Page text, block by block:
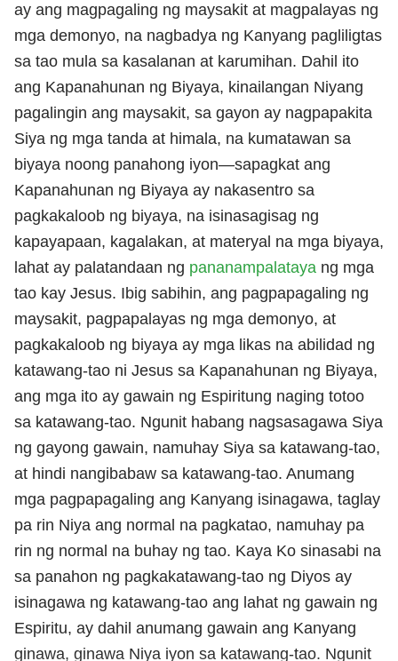
ay ang magpagaling ng maysakit at magpalayas ng
mga demonyo, na nagbadya ng Kanyang pagliligtas
sa tao mula sa kasalanan at karumihan. Dahil ito
ang Kapanahunan ng Biyaya, kinailangan Niyang
pagalingin ang maysakit, sa gayon ay nagpapakita
Siya ng mga tanda at himala, na kumatawan sa
biyaya noong panahong iyon—sapagkat ang
Kapanahunan ng Biyaya ay nakasentro sa
pagkakaloob ng biyaya, na isinasagisag ng
kapayapaan, kagalakan, at materyal na mga biyaya,
lahat ay palatandaan ng pananampalataya ng mga
tao kay Jesus. Ibig sabihin, ang pagpapagaling ng
maysakit, pagpapalayas ng mga demonyo, at
pagkakaloob ng biyaya ay mga likas na abilidad ng
katawang-tao ni Jesus sa Kapanahunan ng Biyaya,
ang mga ito ay gawain ng Espiritung naging totoo
sa katawang-tao. Ngunit habang nagsasagawa Siya
ng gayong gawain, namuhay Siya sa katawang-tao,
at hindi nangibabaw sa katawang-tao. Anumang
mga pagpapagaling ang Kanyang isinagawa, taglay
pa rin Niya ang normal na pagkatao, namuhay pa
rin ng normal na buhay ng tao. Kaya Ko sinasabi na
sa panahon ng pagkakatawang-tao ng Diyos ay
isinagawa ng katawang-tao ang lahat ng gawain ng
Espiritu, ay dahil anumang gawain ang Kanyang
ginawa, ginawa Niya iyon sa katawang-tao. Ngunit